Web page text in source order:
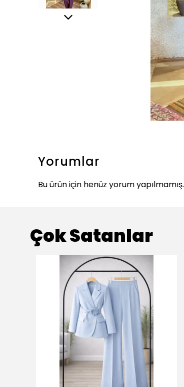
Yorumlar
Bu ürün için henüz yorum yapılmamış.
Çok Satanlar